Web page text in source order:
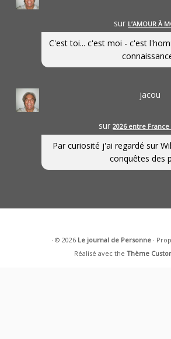
sur L’AMOUR À
C'est toi... c'est moi - c'est
jacou
sur2026 entre
Par curiosité j'ai regardé sur
conquêtes des
· © 2026 Le journal de Personne·
Réalisé avec theThème